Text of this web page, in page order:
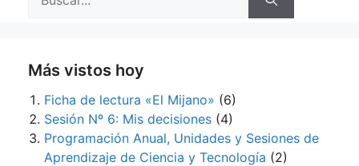
Más vistos hoy
Ficha de lectura «El Mijano» (6)
Sesión Nº 6: Mis decisiones (4)
Programación Anual, Unidades y Sesiones de
Aprendizaje de Ciencia y Tecnología (2)